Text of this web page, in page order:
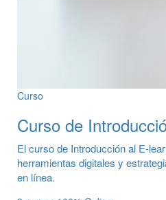
Curso
Curso de
El curso de Introducción al E-
herramientas digitales y
en línea.